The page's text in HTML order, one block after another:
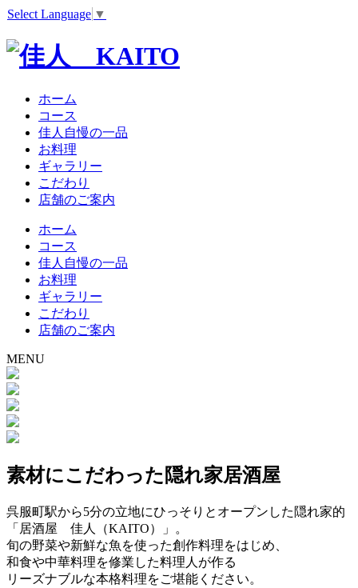
Select Language ▼
ホーム
コース
佳人自慢の一品
お料理
ギャラリー
こだわり
店舗のご案内
ホーム
コース
佳人自慢の一品
お料理
ギャラリー
こだわり
店舗のご案内
MENU
素材にこだわった隠れ家居酒屋
呉服町駅から5分の立地にひっそりとオープンした隠れ家的
「居酒屋 佳人（KAITO）」。
旬の野菜や新鮮な魚を使った創作料理をはじめ、
和食や中華料理を修業した料理人が作る
リーズナブルな本格料理をご堪能ください。